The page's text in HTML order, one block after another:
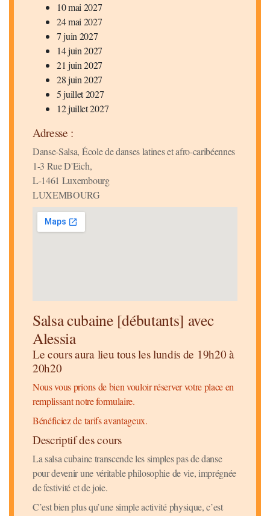
10 mai 2027
24 mai 2027
7 juin 2027
14 juin 2027
21 juin 2027
28 juin 2027
5 juillet 2027
12 juillet 2027
Adresse :
Danse-Salsa, École de danses latines et afro-caribéennes
1-3 Rue D'Eich,
L-1461 Luxembourg
LUXEMBOURG
Salsa cubaine [débutants] avec
Alessia
Le cours aura lieu tous les lundis de 19h20 à
20h20
Nous vous prions de bien vouloir réserver votre place en
remplissant notre formulaire.
Bénéficiez de tarifs avantageux.
Descriptif des cours
La salsa cubaine transcende les simples pas de danse
pour devenir une véritable philosophie de vie, imprégnée
de festivité et de joie.
C’est bien plus qu’une simple activité physique, c’est